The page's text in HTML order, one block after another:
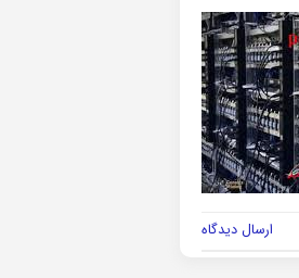
ارسال دیدگاه